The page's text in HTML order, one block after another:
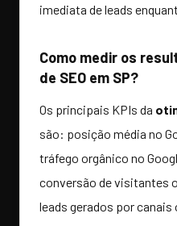
imediata de leads
Como medir os
de SEO em SP?
Os principais KPIs da
são: posição média no
tráfego orgânico no
conversão de visitantes
leads gerados por canais